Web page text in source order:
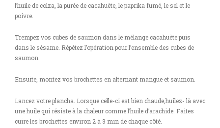
l’huile de colza, la purée de cacahuète, le paprika fumé, le sel et le
poivre.
Trempez vos cubes de saumon dans le mélange cacahuète puis
dans le sésame. Répétez l’opération pour l’ensemble des cubes de
saumon.
Ensuite, montez vos brochettes en alternant mangue et saumon.
Lancez votre plancha. Lorsque celle-ci est bien chaude,huilez- là avec
une huile qui résiste à la chaleur comme l’huile d’arachide. Faites
cuire les brochettes environ 2 à 3 min de chaque côté.